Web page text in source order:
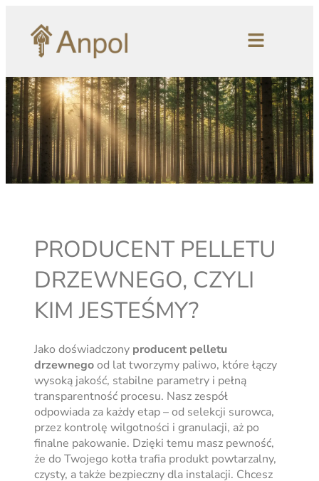
PRODUCENT PELLETU
DRZEWNEGO, CZYLI
KIM JESTEŚMY?
Jako doświadczony producent pelletu
drzewnegood lat tworzymy paliwo, które łączy
wysoką jakość, stabilne parametry i pełną
transparentność procesu. Nasz zespół
odpowiada za każdy etap – od selekcji surowca,
przez kontrolę wilgotności i granulacji, aż po
finalne pakowanie. Dzięki temu masz pewność,
że do Twojego kotła trafia produkt powtarzalny,
czysty, a także bezpieczny dla instalacji. Chcesz